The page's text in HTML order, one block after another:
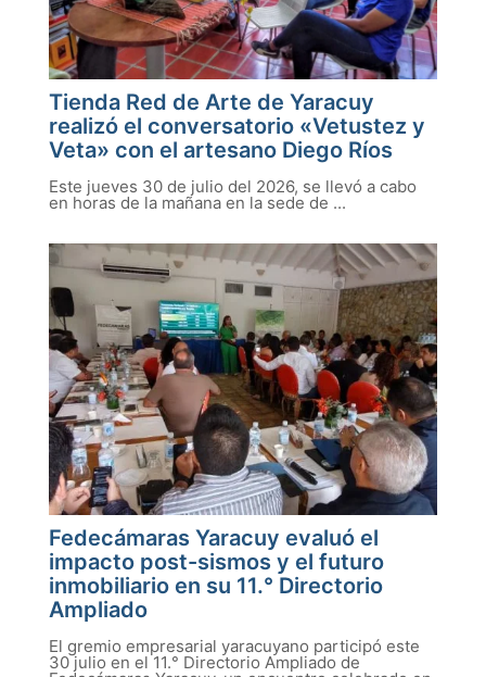
Tienda Red de Arte de Yaracuy
realizó el conversatorio «Vetustez y
Veta» con el artesano Diego Ríos
Este jueves 30 de julio del 2026, se llevó a cabo
en horas de la mañana en la sede de ...
Fedecámaras Yaracuy evaluó el
impacto post-sismos y el futuro
inmobiliario en su 11.° Directorio
Ampliado
El gremio empresarial yaracuyano participó este
30 julio en el 11.° Directorio Ampliado de